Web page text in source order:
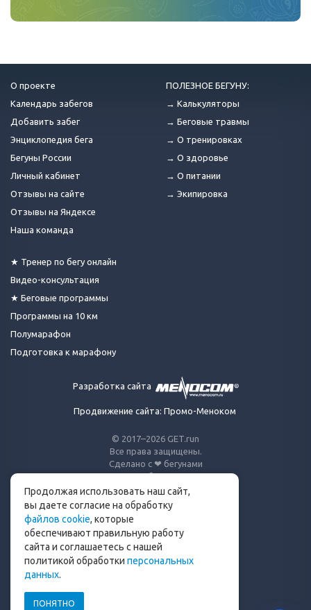
© 2017–2026 GET.run
Все права защищены.
Сделано с ❤ бегунами
для бегунов
Телеграм-канал Get.run
Беговой чат в Телеграм
info@get.run
О проекте
Календарь забегов
Добавить забег
Энциклопедия бега
Бегуны России
Личный кабинет
Отзывы на сайте
Отзывы на Яндексе
Наша команда
★ Тренер по бегу онлайн
Видео-консультация
★ Беговые программы
Программы на 10 км
Полумарафон
Подготовка к марафону
ПОЛЕЗНОЕ БЕГУНУ:
→ Калькуляторы
→ Беговые травмы
→ О тренировках
→ О здоровье
→ О питании
→ Экипировка
Разработка сайта
Продвижение сайта: Промо-Меноком
Продолжая использовать наш сайт,
вы даете согласие на обработку
файлов cookie, которые
обеспечивают правильную работу
сайта и соглашаетесь с нашей
политикой обработки персональных
данных.
ПОНЯТНО